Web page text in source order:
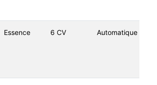
Essence 6 CV Automatique